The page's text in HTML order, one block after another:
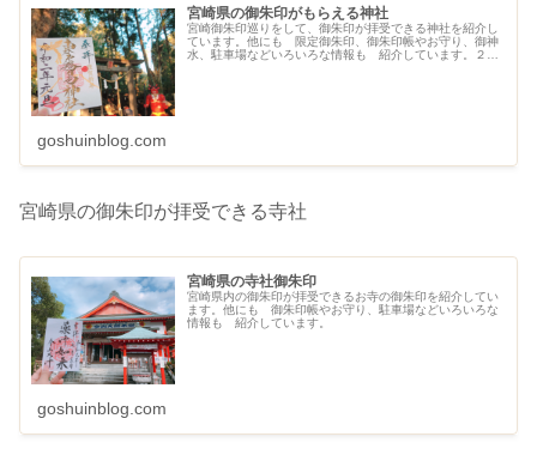
宮崎県の御朱印がもらえる神社
宮崎御朱印巡りをして、御朱印が拝受できる神社を紹介し
ています。他にも 限定御朱印、御朱印帳やお守り、御神
水、駐車場などいろいろな情報も 紹介しています。２０
goshuinblog.com
宮崎県の御朱印が拝受できる寺社
宮崎県の寺社御朱印
宮崎県内の御朱印が拝受できるお寺の御朱印を紹介してい
ます。他にも 御朱印帳やお守り、駐車場などいろいろな
情報も 紹介しています。
goshuinblog.com